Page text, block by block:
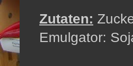
Zutaten:
Emulgator: